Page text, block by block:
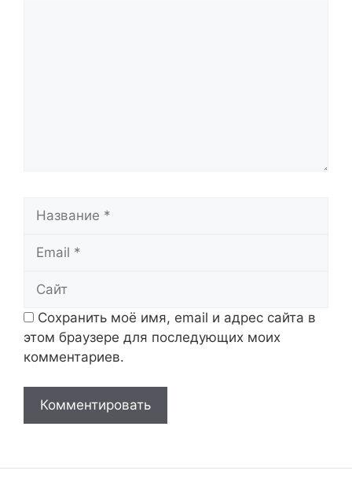
Сохранить моё имя, email и адрес сайта в
этом браузере для последующих моих
комментариев.